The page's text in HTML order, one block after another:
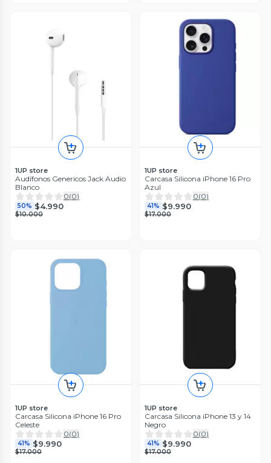
1UP store
Audífonos Genericos Jack Audio
Blanco
0(0)
50% $4.990
$10.000
1UP store
Carcasa Silicona iPhone 16 Pro
Azul
0(0)
41% $9.990
$17.000
1UP store
Carcasa Silicona iPhone 16 Pro
Celeste
0(0)
41% $9.990
$17.000
1UP store
Carcasa Silicona iPhone 13 y 14
Negro
0(0)
41% $9.990
$17.000